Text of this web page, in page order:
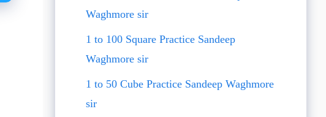
Waghmore sir
1 to 100 Square Practice Sandeep
Waghmore sir
1 to 50 Cube Practice Sandeep Waghmore
sir